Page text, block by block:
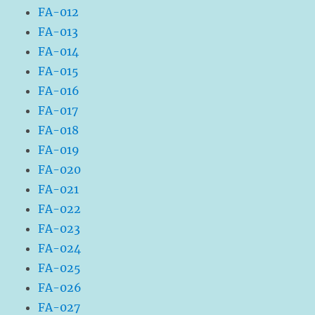
FA-012
FA-013
FA-014
FA-015
FA-016
FA-017
FA-018
FA-019
FA-020
FA-021
FA-022
FA-023
FA-024
FA-025
FA-026
FA-027